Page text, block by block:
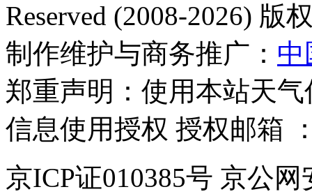
Reserved (2008-2026) 版
制作维护与商务推广： 中
郑重声明：使用本站天
信息使用授权 授权邮箱
京ICP证010385号 京公